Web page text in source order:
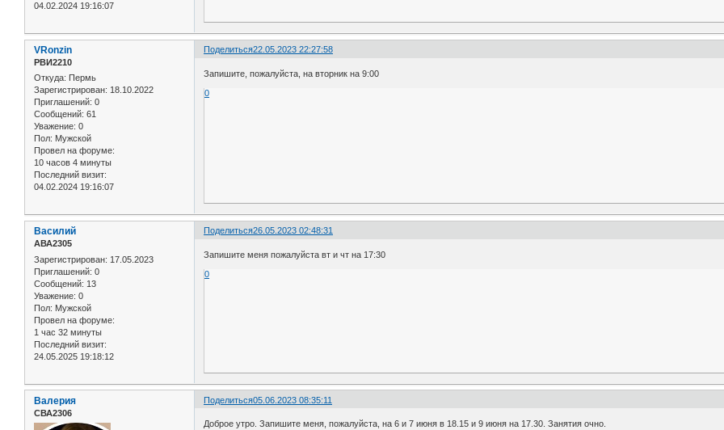
04.02.2024 19:16:07
Поделиться22.05.2023 22:27:58
VRonzin
РВИ2210
Откуда: Пермь
Зарегистрирован: 18.10.2022
Приглашений: 0
Сообщений: 61
Уважение: 0
Пол: Мужской
Провел на форуме:
10 часов 4 минуты
Последний визит:
04.02.2024 19:16:07
Запишите, пожалуйста, на вторник на 9:00
0
Поделиться26.05.2023 02:48:31
Василий
АВА2305
Зарегистрирован: 17.05.2023
Приглашений: 0
Сообщений: 13
Уважение: 0
Пол: Мужской
Провел на форуме:
1 час 32 минуты
Последний визит:
24.05.2025 19:18:12
Запишите меня пожалуйста вт и чт на 17:30
0
Поделиться05.06.2023 08:35:11
Валерия
СВА2306
Доброе утро. Запишите меня, пожалуйста, на 6 и 7 июня в 18.15 и 9 июня на 17.30. Занятия очно.